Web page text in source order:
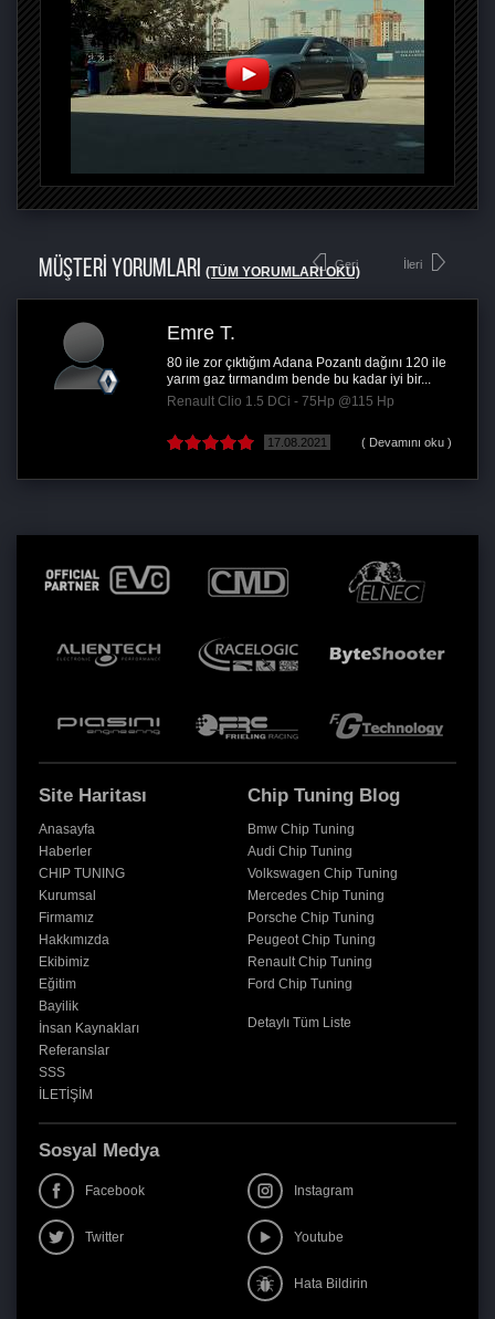
MÜŞTERİ YORUMLARI (TÜM YORUMLARI OKU)
Geri
Emre T.
80 ile zor çıktığım Adana Pozantı dağını 120 ile
yarım gaz tırmandım bende bu kadar iyi bir...
Renault Clio 1.5 DCi - 75Hp @115 Hp
17.08.2021 ( Devamını oku )
İleri
Site Haritası
Anasayfa
Haberler
CHIP TUNING
Kurumsal
Firmamız
Hakkımızda
Ekibimiz
Eğitim
Bayilik
İnsan Kaynakları
Referanslar
SSS
İLETİŞİM
Chip Tuning Blog
Bmw Chip Tuning
Audi Chip Tuning
Volkswagen Chip Tuning
Mercedes Chip Tuning
Porsche Chip Tuning
Peugeot Chip Tuning
Renault Chip Tuning
Ford Chip Tuning
Detaylı Tüm Liste
Sosyal Medya
Facebook Instagram
Twitter Youtube
Hata Bildirin